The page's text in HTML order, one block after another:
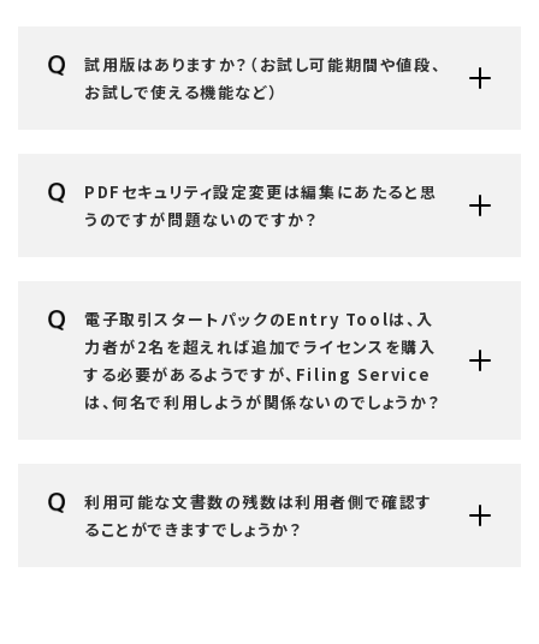
試用版はありますか？（お試し可能期間や値段、
お試しで使える機能など）
PDFセキュリティ設定変更は編集にあたると思
うのですが問題ないのですか？
電子取引スタートパックのEntry Toolは、入
力者が2名を超えれば追加でライセンスを購入
する必要があるようですが、Filing Service
は、何名で利用しようが関係ないのでしょうか？
利用可能な文書数の残数は利用者側で確認す
ることができますでしょうか？